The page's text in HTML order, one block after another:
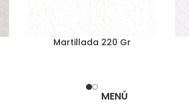
Martillada 220 Gr
MENÚ